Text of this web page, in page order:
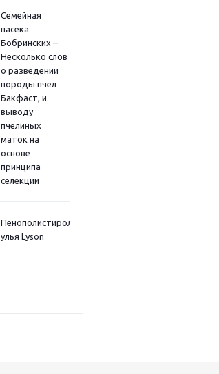
Семейная
пасека
Бобринских –
Несколько слов
о разведении
породы пчел
Бакфаст, и
выводу
пчелиных
маток на
основе
принципа
селекции
Пенополистиролные
улья Lyson